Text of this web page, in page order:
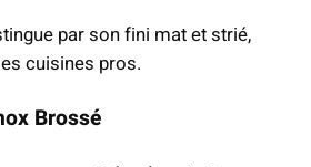
par son fini mat et strié,
cuisines pros.
Brossé